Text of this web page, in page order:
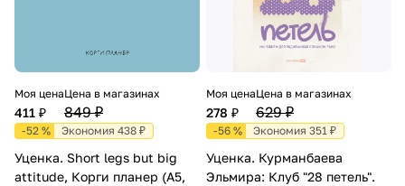
Моя цена
411 ₽
Цена в магазинах
849 ₽
-52 % Экономия 438 ₽
Уценка. Short legs but big
attitude, Корги планер (А5,
Моя цена
278 ₽
Цена в магазинах
629 ₽
-56 % Экономия 351 ₽
Уценка. Курманбаева
Эльмира: Клуб "28 петель".